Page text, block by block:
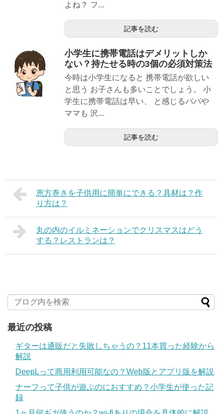
よね？ フ...
記事を読む
小学生に携帯電話はデメリットしか
ない？持たせる時の3個の必須対策法
今時は小学生になると 携帯電話が欲しい
と思う お子さんも多いことでしょう。 小
学生に携帯電話は早い、 と感じるパパや
ママも 沢...
記事を読む
恵方巻きを子供用に簡単にできる？具材は？作
り方は？
丸の内のイルミネーションでクリスマスはどう
する？レストランは？
最近の投稿
ギターは通販だと失敗しちゃうの？11本買った経験から
解説
DeepLって商用利用可能なの？Web版とアプリ版を解説
ナーフって子供が遊ぶのにおすすめ？小学生が使った記
録